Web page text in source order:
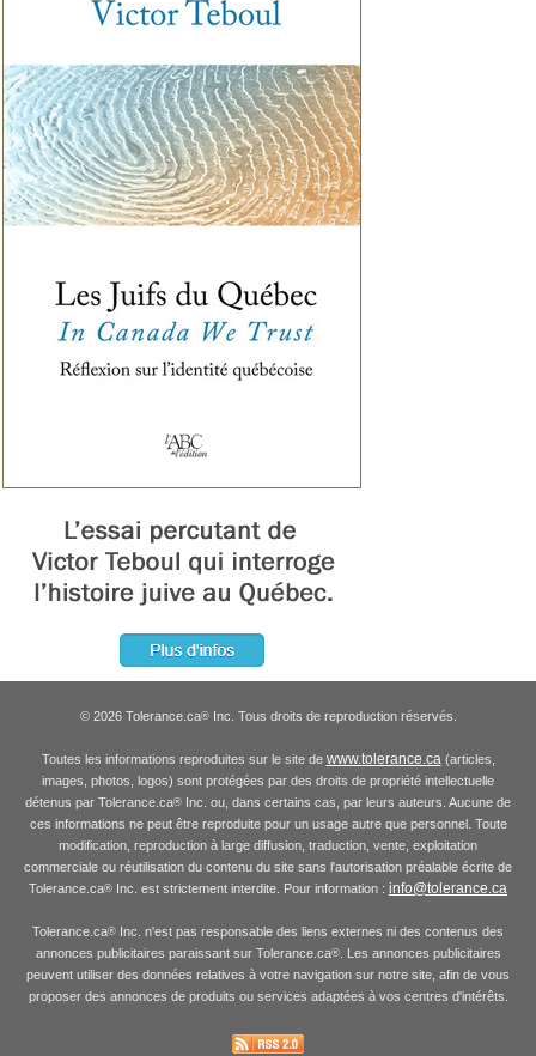
© 2026 Tolerance.ca®Inc. Tous droits de reproduction réservés.
Toutes les informations reproduites sur le site de www.tolerance.ca(articles,
images, photos, logos) sont protégées par des droits de propriété intellectuelle
détenus par Tolerance.ca® Inc. ou, dans certains cas, par leurs auteurs. Aucune de
ces informations ne peut être reproduite pour un usage autre que personnel. Toute
modification, reproduction à large diffusion, traduction, vente, exploitation
commerciale ou réutilisation du contenu du site sans l'autorisation préalable écrite de
Tolerance.ca® Inc. est strictement interdite. Pour information : info@tolerance.ca
Tolerance.ca® Inc. n'est pas responsable des liens externes ni des contenus des
annonces publicitaires paraissant sur Tolerance.ca®. Les annonces publicitaires
peuvent utiliser des données relatives à votre navigation sur notre site, afin de vous
proposer des annonces de produits ou services adaptées à vos centres d'intérêts.